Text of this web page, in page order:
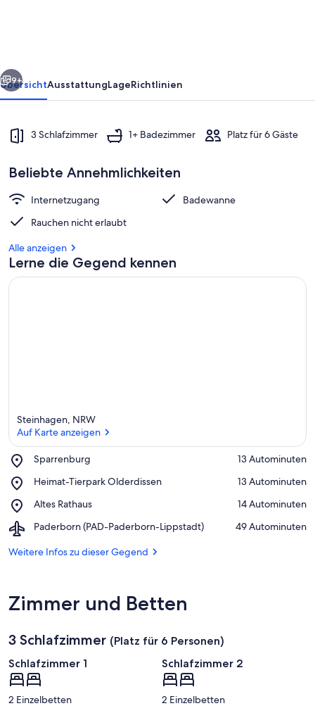
Weiter
9+
ÜbersichtAusstattungLageRichtlinien
3 Schlafzimmer 1+ Badezimmer Platz für 6 Gäste
Beliebte Annehmlichkeiten
Internetzugang
Badewanne
Rauchen nicht erlaubt
Alle anzeigen
Lerne die Gegend kennen
Steinhagen, NRW
Auf Karte anzeigen
Sparrenburg
Place,
‪13 Autominuten‬
Heimat-Tierpark Olderdissen
Place,
Tierpark
‪13 Autominuten‬
Altes Rathaus
Place,
Rathaus
‪14 Autominuten‬
Paderborn (PAD-Paderborn-Lippstadt)
Airport,
(PAD-
‪49 Autominuten‬
Weitere Infos zu dieser Gegend
Zimmer und Betten
3 Schlafzimmer (Platz für 6 Personen)
Schlafzimmer 1
2 Einzelbetten
Schlafzimmer 2
2 Einzelbetten